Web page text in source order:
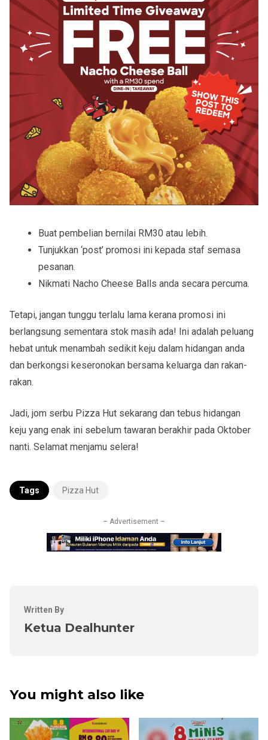
Buat pembelian bernilai RM30 atau lebih.
Tunjukkan ‘post’ promosi ini kepada staf semasa
pesanan.
Nikmati Nacho Cheese Balls anda secara percuma.
Tetapi, jangan tunggu terlalu lama kerana promosi ini
berlangsung sementara stok masih ada! Ini adalah peluang
hebat untuk menambah sedikit keju dalam hidangan anda
dan berkongsi keseronokan bersama keluarga dan rakan-
rakan.
Jadi, jom serbu Pizza Hut sekarang dan tebus hidangan
keju yang enak ini sebelum tawaran berakhir pada Oktober
nanti. Selamat menjamu selera!
Tags Pizza Hut
– Advertisement –
Written By
Ketua Dealhunter
You might also like